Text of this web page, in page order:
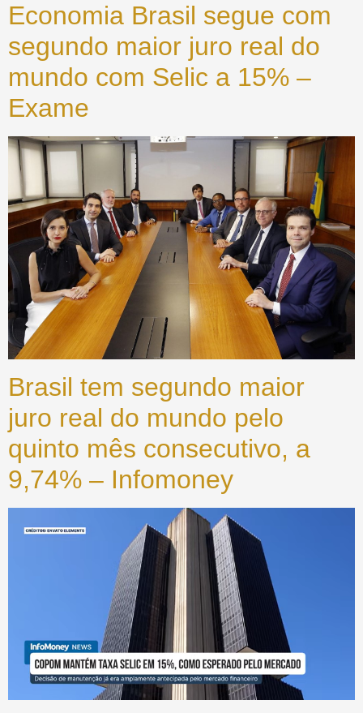
Economia Brasil segue com
segundo maior juro real do
mundo com Selic a 15% –
Exame
Brasil tem segundo maior
juro real do mundo pelo
quinto mês consecutivo, a
9,74% – Infomoney